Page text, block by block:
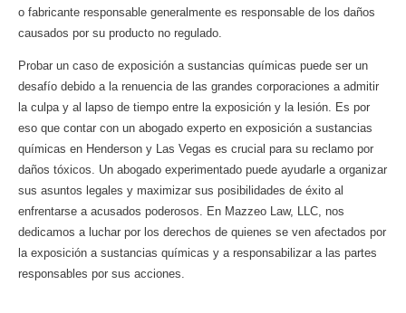
o fabricante responsable generalmente es responsable de los daños
causados ​​por su producto no regulado.
Probar un caso de exposición a sustancias químicas puede ser un
desafío debido a la renuencia de las grandes corporaciones a admitir
la culpa y al lapso de tiempo entre la exposición y la lesión. Es por
eso que contar con un abogado experto en exposición a sustancias
químicas en Henderson y Las Vegas es crucial para su reclamo por
daños tóxicos. Un abogado experimentado puede ayudarle a organizar
sus asuntos legales y maximizar sus posibilidades de éxito al
enfrentarse a acusados ​​poderosos. En Mazzeo Law, LLC, nos
dedicamos a luchar por los derechos de quienes se ven afectados por
la exposición a sustancias químicas y a responsabilizar a las partes
responsables por sus acciones.